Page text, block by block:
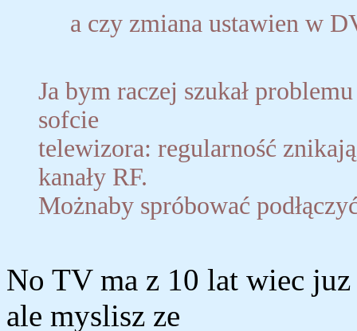
a czy zmiana ustawien w
Ja bym raczej szukał
sofcie
telewizora: regularność
kanały RF.
Możnaby spróbować
No TV ma z 10 lat wiec
ale myslisz ze